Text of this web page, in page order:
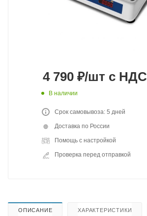
4 790 ₽/шт с НДС
В наличии
Срок самовывоза: 5 дней
Доставка по России
Помощь с настройкой
Проверка перед отправкой
ОПИСАНИЕ ХАРАКТЕРИСТИКИ